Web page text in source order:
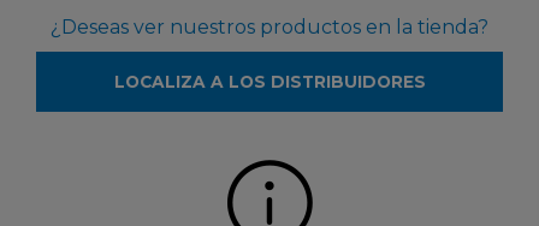
¿Deseas ver nuestros productos en la tienda?
LOCALIZA A LOS DISTRIBUIDORES